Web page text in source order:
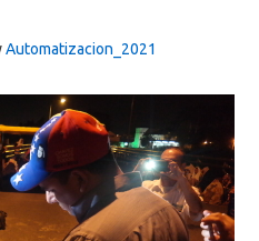
Automatizacion_2021